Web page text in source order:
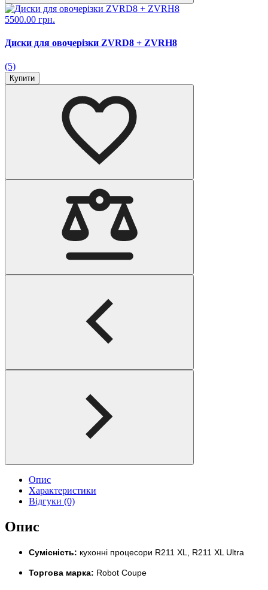
5500.00 грн.
Диски для овочерізки ZVRD8 + ZVRH8
(5)
Купити
Опис
Характеристики
Відгуки (0)
Опис
Сумісність: кухонні процесори R211 XL, R211 XL Ultra
Торгова марка: Robot Coupe